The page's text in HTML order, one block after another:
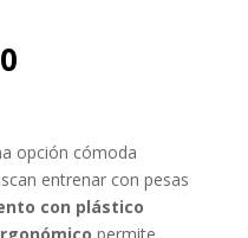
El
es:
$21.990.
opción cómoda
entrenar con pesas
con plástico